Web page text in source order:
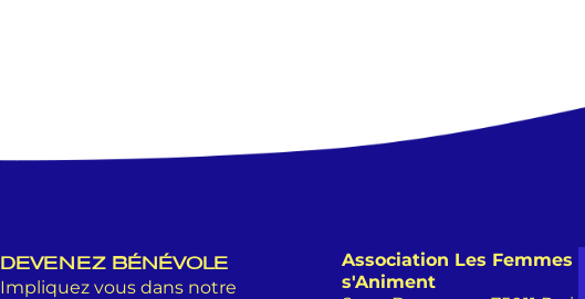
DEVENEZ BÉNÉVOLE
Impliquez vous dans notre
Association Les Femmes
s'Animent